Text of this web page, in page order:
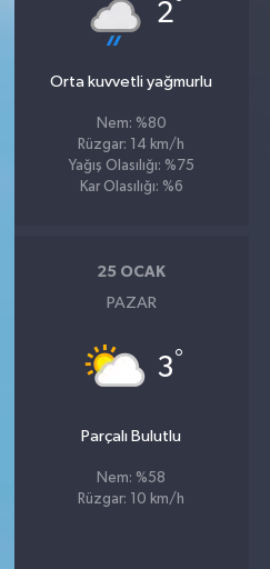
2
Orta kuvvetli yağmurlu
Nem: %80
Rüzgar: 14 km/h
Yağış Olasılığı: %75
Kar Olasılığı: %6
25 OCAK
PAZAR
3°
Parçalı Bulutlu
Nem: %58
Rüzgar: 10 km/h